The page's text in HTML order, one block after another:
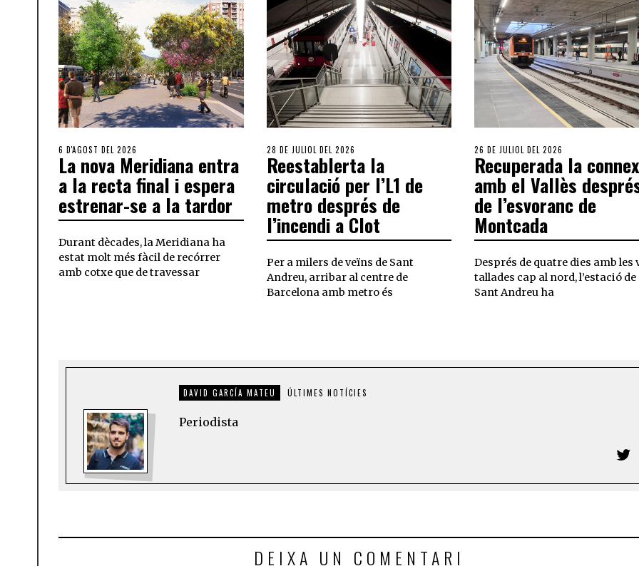
6 D'AGOST DEL 2026
La nova Meridiana entra
a la recta final i espera
estrenar-se a la tardor
Durant dècades, la Meridiana ha
estat molt més fàcil de recórrer
amb cotxe que de travessar
28 DE JULIOL DEL 2026
Reestablerta la
circulació per l’L1 de
metro després de
l’incendi a Clot
Per a milers de veïns de Sant
Andreu, arribar al centre de
Barcelona amb metro és
26 DE JULIOL DEL 2026
Recuperada la
amb el Vallès
de l’esvoranc de
Montcada
Després de quatre dies amb les
tallades cap al nord, l’estació de
Sant Andreu ha
DAVID GARCÍA MATEU ÚLTIMES NOTÍCIES
Periodista
DEIXA UN COMENTARI